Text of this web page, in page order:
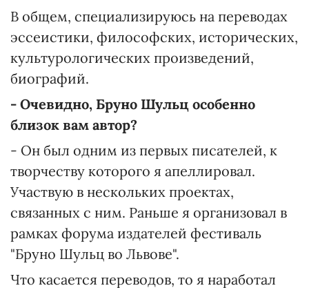
В общем, специализируюсь на переводах
эссеистики, философских, исторических,
культурологических произведений,
биографий.
- Очевидно, Бруно Шульц особенно
близок вам автор?
- Он был одним из первых писателей, к
творчеству которого я апеллировал.
Участвую в нескольких проектах,
связанных с ним. Раньше я организовал в
рамках форума издателей фестиваль
"Бруно Шульц во Львове".
Что касается переводов, то я наработал